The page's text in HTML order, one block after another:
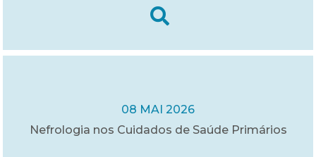
08 MAI 2026
Nefrologia nos Cuidados de Saúde Primários